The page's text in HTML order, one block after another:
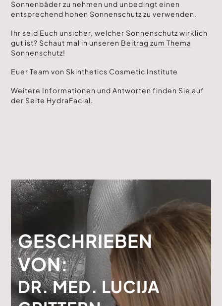
Sonnenbäder zu nehmen und unbedingt einen
entsprechend hohen Sonnenschutz zu verwenden.
Ihr seid Euch unsicher, welcher Sonnenschutz wirklich
gut ist? Schaut mal in unseren Beitrag zum Thema
Sonnenschutz!
Euer Team von Skinthetics Cosmetic Institute
Weitere Informationen und Antworten finden Sie auf
der Seite HydraFacial.
GESCHRIEBEN
VON:
DR. MED. LUCIJA